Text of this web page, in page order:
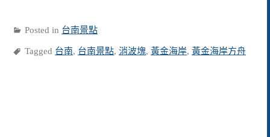
Posted in 台南景點
Tagged 台南, 台南景點, 消波塊, 黃金海岸, 黃金海岸方舟